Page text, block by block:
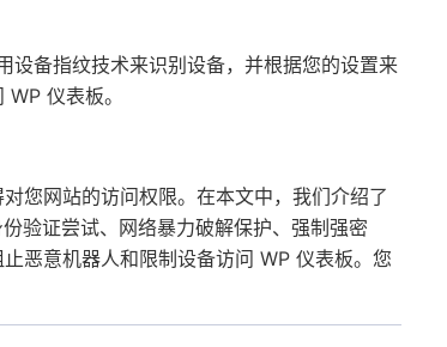
设备指纹技术来识别设备，并根据您的设置来
仪表板。
您网站的访问权限。在本文中，我们介绍了
验证尝试、网络暴力破解保护、强制强密
恶意机器人和限制设备访问 WP 仪表板。您